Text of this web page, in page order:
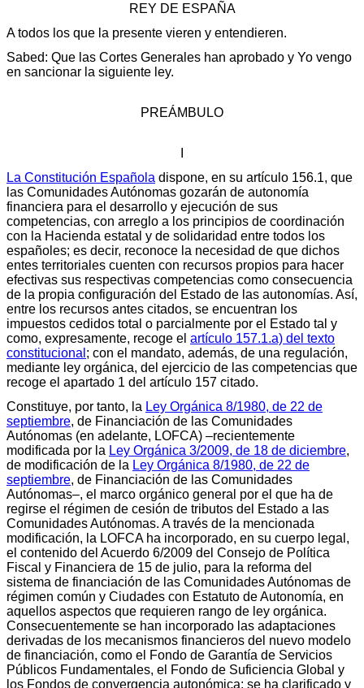
REY DE ESPAÑA
A todos los que la presente vieren y entendieren.
Sabed: Que las Cortes Generales han aprobado y Yo vengo
en sancionar la siguiente ley.
PREÁMBULO
La Constitución Española dispone, en su artículo 156.1, que
las Comunidades Autónomas gozarán de autonomía
financiera para el desarrollo y ejecución de sus
competencias, con arreglo a los principios de coordinación
con la Hacienda estatal y de solidaridad entre todos los
españoles; es decir, reconoce la necesidad de que dichos
entes territoriales cuenten con recursos propios para hacer
efectivas sus respectivas competencias como consecuencia
de la propia configuración del Estado de las autonomías. Así,
entre los recursos antes citados, se encuentran los
impuestos cedidos total o parcialmente por el Estado tal y
como, expresamente, recoge el artículo 157.1.a) del texto
constitucional ; con el mandato, además, de una regulación,
mediante ley orgánica, del ejercicio de las competencias que
recoge el apartado 1 del artículo 157 citado.
Constituye, por tanto, la Ley Orgánica 8/1980, de 22 de
septiembre, de Financiación de las Comunidades
Autónomas (en adelante, LOFCA) –recientemente
modificada por la Ley Orgánica 3/2009, de 18 de diciembre,
de modificación de la Ley Orgánica 8/1980, de 22 de
septiembre, de Financiación de las Comunidades
Autónomas–, el marco orgánico general por el que ha de
regirse el régimen de cesión de tributos del Estado a las
Comunidades Autónomas. A través de la mencionada
modificación, la LOFCA ha incorporado, en su cuerpo legal,
el contenido del Acuerdo 6/2009 del Consejo de Política
Fiscal y Financiera de 15 de julio, para la reforma del
sistema de financiación de las Comunidades Autónomas de
régimen común y Ciudades con Estatuto de Autonomía, en
aquellos aspectos que requieren rango de ley orgánica.
Consecuentemente se han incorporado las adaptaciones
derivadas de los mecanismos financieros del nuevo modelo
de financiación, como el Fondo de Garantía de Servicios
Públicos Fundamentales, el Fondo de Suficiencia Global y
los Fondos de convergencia autonómica; se ha clarificado y